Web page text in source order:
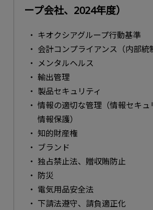
ープ会社、2024年度）
キオクシアグループ行動基準
会計コンプライアンス（内部統
メンタルヘルス
輸出管理
製品セキュリティ
情報の適切な管理（情報セキュ
情報保護）
知的財産権
ブランド
独占禁止法、贈収賄防止
防災
電気用品安全法
下請法遵守、請負適正化